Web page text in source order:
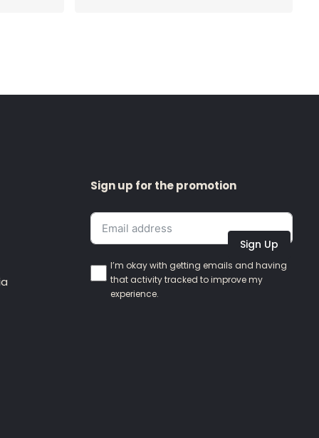
Sign up for the promotion
Sign Up
I’m okay with getting emails and having
that activity tracked to improve my
experience.